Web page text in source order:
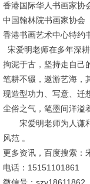
香港国际华人书画家协
中国翰林院书画家协会
香港书画艺术中心特约
宋爱明老师在多年深
拘泥于古，坚持走自己
笔耕不辍，遨游艺海，
现造型功力、写意、迁
尘俗之气，笔墨间洋溢
宋爱明老师为人谦和
风范 。
更多资讯，百度搜索：
电话：15151101861